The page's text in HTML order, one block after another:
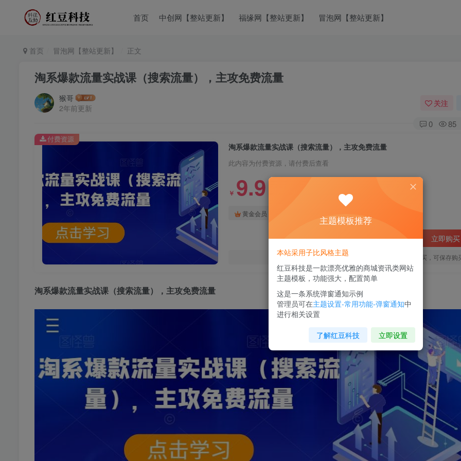
首页 中创网【整站更新】 福缘网【整站更新】 冒泡网【整站更新】
首页 冒泡网【整站更新】 正文
淘系爆款流量实战课（搜索流量），主攻免费流量
猴哥
2年前更新
关注
0 85
淘系爆款流量实战课（搜索流量），主攻免费流量
此内容为付费资源，请付费后查看
￥ 9.9
黄金会员
立即购买
您当前未登录！建议登陆后购买，可保存购
付费资源
淘系爆款流量实战课 （搜索流量），主攻免费流量
主题模板推荐
本站采用子比风格主题
红豆科技是一款漂亮优雅的商城资讯类网站
主题模板，功能强大，配置简单
这是一条系统弹窗通知示例
管理员可在主题设置-常用功能-弹窗通知中
进行相关设置
了解红豆科技 立即设置